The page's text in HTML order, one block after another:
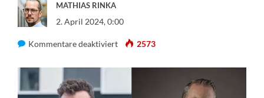
MATHIAS RINKA
2. April 2024, 0:00
Kommentare deaktiviertfür
begrüsst
2573